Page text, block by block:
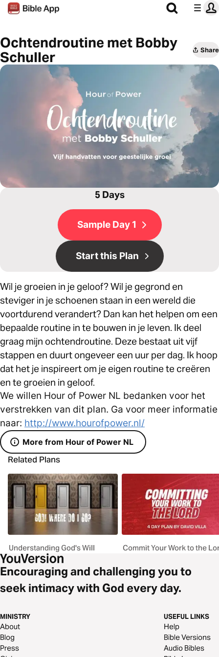
Ochtendroutine met Bobby
Schuller
Share
5 Days
Sample Day 1
Start this Plan
Wil je groeien in je geloof? Wil je gegrond en
steviger in je schoenen staan in een wereld die
voortdurend verandert? Dan kan het helpen om een
bepaalde routine in te bouwen in je leven. Ik deel
graag mijn ochtendroutine. Deze bestaat uit vijf
stappen en duurt ongeveer een uur per dag. Ik hoop
dat het je inspireert om je eigen routine te creëren
en te groeien in geloof.
We willen Hour of Power NL bedanken voor het
verstrekken van dit plan. Ga voor meer informatie
naar: http://www.hourofpower.nl/
More from Hour of Power NL
Related Plans
Understanding God's Will Commit Your Work to the
Encouraging and challenging you to
seek intimacy with God every day.
MINISTRY
About
Blog
Press
USEFUL LINKS
Help
Bible Versions
Audio Bibles